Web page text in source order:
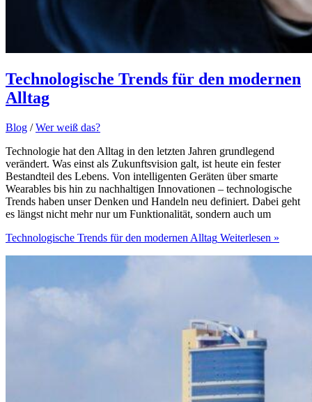
Technologische Trends für den modernen
Alltag
Blog /Wer weiß das?
Technologie hat den Alltag in den letzten Jahren grundlegend
verändert. Was einst als Zukunftsvision galt, ist heute ein fester
Bestandteil des Lebens. Von intelligenten Geräten über smarte
Wearables bis hin zu nachhaltigen Innovationen – technologische
Trends haben unser Denken und Handeln neu definiert. Dabei geht
es längst nicht mehr nur um Funktionalität, sondern auch um
Technologische Trends für den modernen Alltag Weiterlesen »